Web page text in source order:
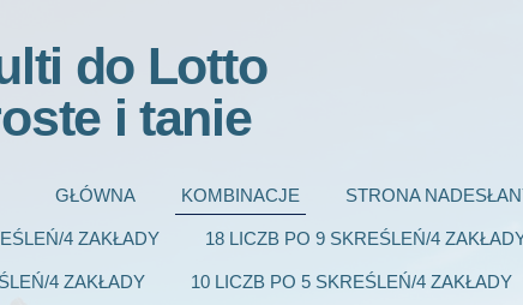
do Lotto
i tanie
GŁÓWNA KOMBINACJE STRONA
4 ZAKŁADY 18 LICZB PO 9 SKREŚLEŃ/4
4 ZAKŁADY 10 LICZB PO 5 SKREŚLEŃ/4 ZAKŁADY